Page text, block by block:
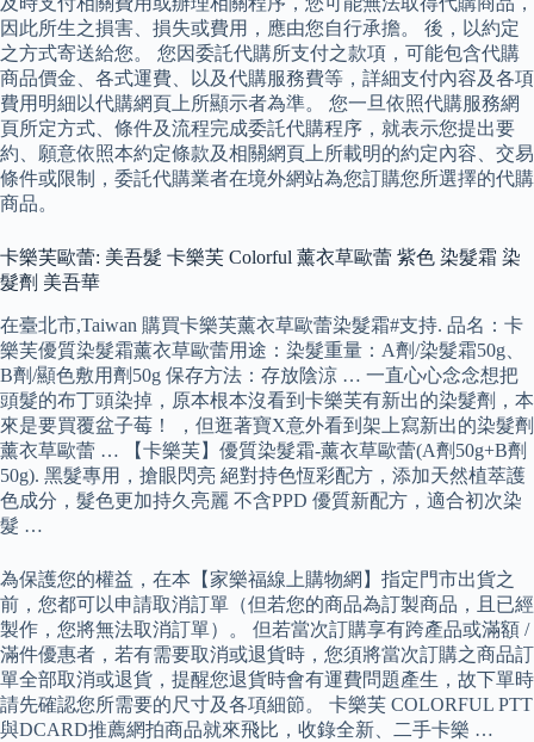
因此所生之損害、損失或費用，應由您自行承擔。 後，以約定
之方式寄送給您。 您因委託代購所支付之款項，可能包含代購
商品價金、各式運費、以及代購服務費等，詳細支付內容及各項
費用明細以代購網頁上所顯示者為準。 您一旦依照代購服務網
頁所定方式、條件及流程完成委託代購程序，就表示您提出要
約、願意依照本約定條款及相關網頁上所載明的約定內容、交易
條件或限制，委託代購業者在境外網站為您訂購您所選擇的代購
商品。
卡樂芙歐蕾: 美吾髮 卡樂芙 Colorful 薰衣草歐蕾 紫色 染髮霜 染
髮劑 美吾華
在臺北市,Taiwan 購買卡樂芙薰衣草歐蕾染髮霜#支持. 品名：卡
樂芙優質染髮霜薰衣草歐蕾用途：染髮重量：A劑/染髮霜50g、
B劑/顯色敷用劑50g 保存方法：存放陰涼 … 一直心心念念想把
頭髮的布丁頭染掉，原本根本沒看到卡樂芙有新出的染髮劑，本
來是要買覆盆子莓！ ，但逛著寶X意外看到架上寫新出的染髮劑
薰衣草歐蕾 … 【卡樂芙】優質染髮霜-薰衣草歐蕾(A劑50g+B劑
50g). 黑髮專用，搶眼閃亮 絕對持色恆彩配方，添加天然植萃護
色成分，髮色更加持久亮麗 不含PPD 優質新配方，適合初次染
髮 …
為保護您的權益，在本【家樂福線上購物網】指定門市出貨之
前，您都可以申請取消訂單（但若您的商品為訂製商品，且已經
製作，您將無法取消訂單）。 但若當次訂購享有跨產品或滿額 /
滿件優惠者，若有需要取消或退貨時，您須將當次訂購之商品訂
單全部取消或退貨，提醒您退貨時會有運費問題產生，故下單時
請先確認您所需要的尺寸及各項細節。 卡樂芙 COLORFUL PTT
與DCARD推薦網拍商品就來飛比，收錄全新、二手卡樂 …